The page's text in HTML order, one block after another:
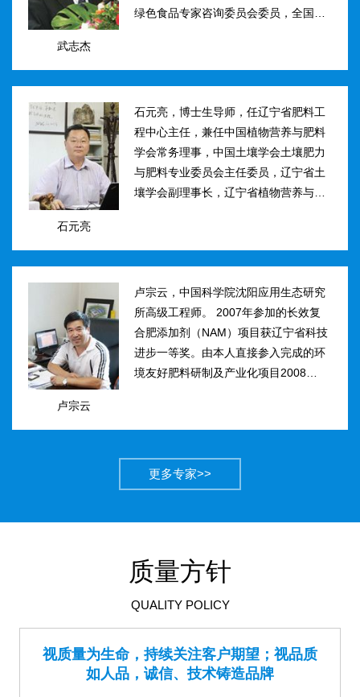
武志杰
绿色食品专家咨询委员会委员，全国肥
学调控、新型缓控释肥料研制；土壤...
石元亮
石元亮，博士生导师，任辽宁省肥料工
程中心主任，兼任中国植物营养与肥料
学会常务理事，中国土壤学会土壤肥力
与肥料专业委员会主任委员，辽宁省土
壤学会副理事长，辽宁省植物营养与肥
家“十二五&rdqu...
卢宗云
卢宗云，中国科学院沈阳应用生态研究
所高级工程师。 2007年参加的长效复
合肥添加剂（NAM）项目获辽宁省科技
进步一等奖。由本人直接参入完成的环
境友好肥料研制及产业化项目2008年获
市有突出贡献中青年专...
更多专家>>
质量方针
QUALITY POLICY
视质量为生命，持续关注客户期望；视品质
如人品，诚信、技术铸造品牌